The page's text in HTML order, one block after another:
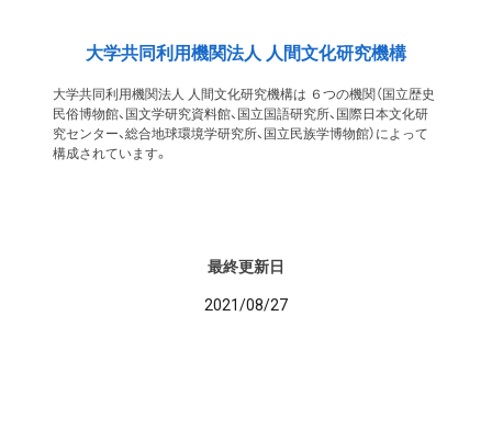
大学共同利用機関法人 人間文化研究機構
大学共同利用機関法人 人間文化研究機構は ６つの機関（国立歴史
民俗博物館、国文学研究資料館、国立国語研究所、国際日本文化研
究センター、総合地球環境学研究所、国立民族学博物館）によって
構成されています。
最終更新日
2021/08/27